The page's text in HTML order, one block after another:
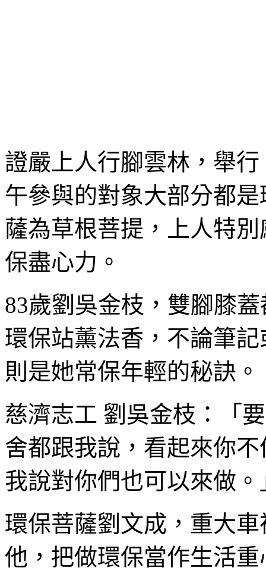
證嚴上人行腳雲林，舉
午參與的對象大部分都
薩為草根菩提，上人特
保盡心力。
83歲劉吳金枝，雙腳膝
環保站薰法香，不論筆
則是她常保年輕的秘訣。
慈濟志工 劉吳金枝：「
舍都跟我說，看起來你
我說對你們也可以來做。
環保菩薩劉文成，重大
他，把做環保當作生活